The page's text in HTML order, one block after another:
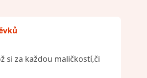
si za každou maličkostí,či